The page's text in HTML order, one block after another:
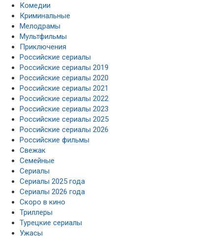
Комедии
Криминальные
Мелодрамы
Мультфильмы
Приключения
Российские сериалы
Российские сериалы 2019
Российские сериалы 2020
Российские сериалы 2021
Российские сериалы 2022
Российские сериалы 2023
Российские сериалы 2025
Российские сериалы 2026
Российские фильмы
Свежак
Семейные
Сериалы
Сериалы 2025 года
Сериалы 2026 года
Скоро в кино
Триллеры
Турецкие сериалы
Ужасы